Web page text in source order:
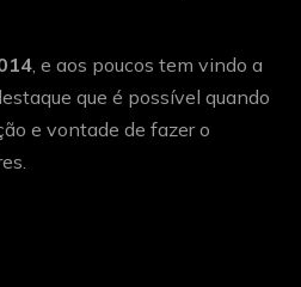
, e aos poucos tem vindo a
que é possível quando
e vontade de fazer o